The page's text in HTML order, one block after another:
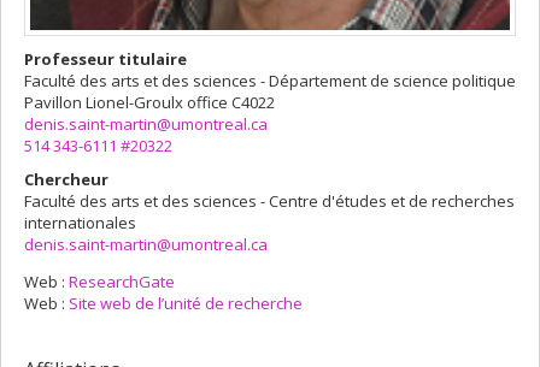
Professeur titulaire
Faculté des arts et des sciences - Département de science politique
Pavillon Lionel-Groulx office C4022
denis.saint-martin@umontreal.ca
514 343-6111 #20322
Chercheur
Faculté des arts et des sciences - Centre d'études et de recherches
internationales
denis.saint-martin@umontreal.ca
Web : ResearchGate
Web : Site web de l’unité de recherche